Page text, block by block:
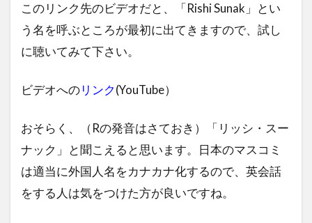
このリンク先のビデオだと、「Rishi Sunak」とい
う名を呼ぶところが最初に出てきますので、試し
に聴いてみて下さい。
ビデオへのリンク(YouTube）
おそらく、（Rの発音はさておき）「リッシ・スー
ナック」と聞こえると思います。日本のマスコミ
は適当に外国人名をカナカナ化するので、英会話
をする人は気をつけた方が良いですね。